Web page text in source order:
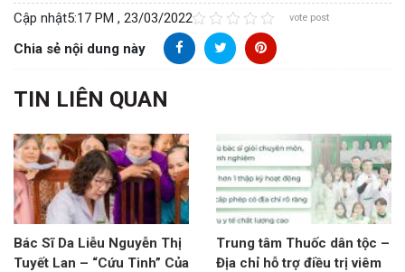
Cập nhật5:17 PM , 23/03/2022 vote post
Chia sẻ nội dung này
TIN LIÊN QUAN
Bác Sĩ Da Liễu Nguyễn Thị
Tuyết Lan – “Cứu Tinh” Của
Trung tâm Thuốc dân tộc –
Địa chỉ hỗ trợ điều trị viêm